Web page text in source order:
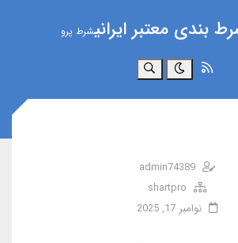
بندی معتبر ایرانیشرط پرو
جستجو
admin74389
shartpro
نوامبر 17, 2025